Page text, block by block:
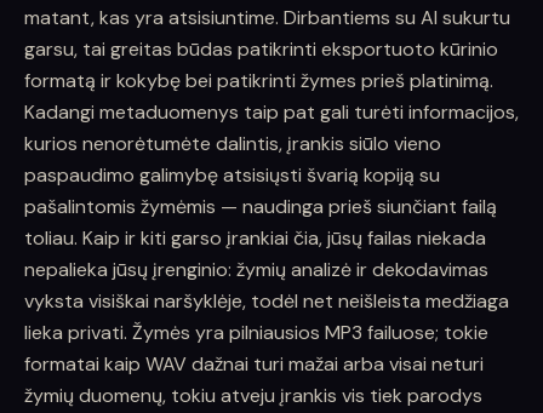
matant, kas yra atsisiuntime. Dirbantiems su AI sukurtu
garsu, tai greitas būdas patikrinti eksportuoto kūrinio
formatą ir kokybę bei patikrinti žymes prieš platinimą.
Kadangi metaduomenys taip pat gali turėti informacijos,
kurios nenorėtumėte dalintis, įrankis siūlo vieno
paspaudimo galimybę atsisiųsti švarią kopiją su
pašalintomis žymėmis — naudinga prieš siunčiant failą
toliau. Kaip ir kiti garso įrankiai čia, jūsų failas niekada
nepalieka jūsų įrenginio: žymių analizė ir dekodavimas
vyksta visiškai naršyklėje, todėl net neišleista medžiaga
lieka privati. Žymės yra pilniausios MP3 failuose; tokie
formatai kaip WAV dažnai turi mažai arba visai neturi
žymių duomenų, tokiu atveju įrankis vis tiek parodys